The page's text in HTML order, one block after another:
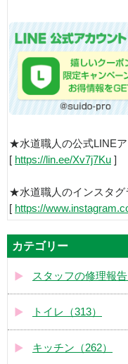
★水道職人の公式LINEア
[ https://lin.ee/Xv7j7Ku ]
★水道職人のインスタグ
[ https://
カテゴリー
スタッフの修理報告
トイレ（313）
キッチン（262）